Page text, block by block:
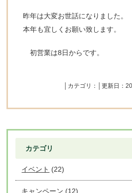
昨年は大変お世話になりました。
本年も宜しくお願い致します。
初営業は8日からです。
│カテゴリ：│更新日：
カテゴリ
イベント (22)
キャンペーン (12)